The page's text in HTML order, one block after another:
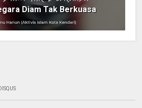
Diam Tak Berkuasa
DISQUS